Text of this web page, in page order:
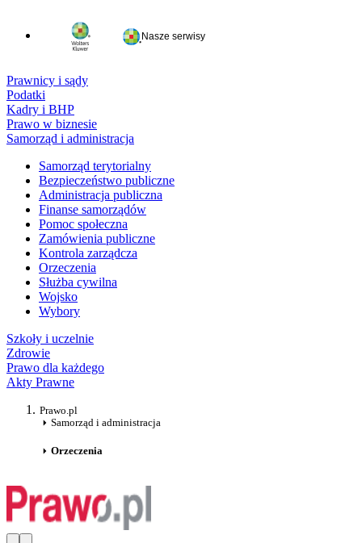
Nasze serwisy
Prawnicy i sądy
Podatki
Kadry i BHP
Prawo w biznesie
Samorząd i administracja
Samorząd terytorialny
Bezpieczeństwo publiczne
Administracja publiczna
Finanse samorządów
Pomoc społeczna
Zamówienia publiczne
Kontrola zarządcza
Orzeczenia
Służba cywilna
Wojsko
Wybory
Szkoły i uczelnie
Zdrowie
Prawo dla każdego
Akty Prawne
Prawo.pl
Samorząd i administracja
Orzeczenia